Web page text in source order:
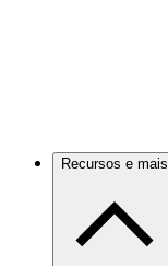
Recursos e mais